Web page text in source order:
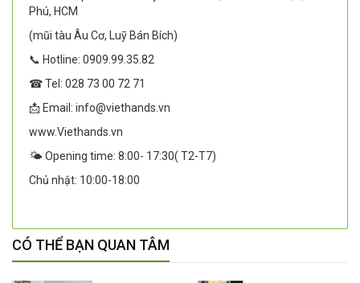
Phú, HCM
(mũi tàu Âu Cơ, Luỹ Bán Bích)
📞 Hotline: 0909.99.35.82
☎ Tel: 028 73 00 72 71
📩 Email: info@viethands.vn
www.Viethands.vn
🌤️ Opening time: 8:00- 17:30( T2-T7)
Chủ nhật: 10:00-18:00
CÓ THỂ BẠN QUAN TÂM